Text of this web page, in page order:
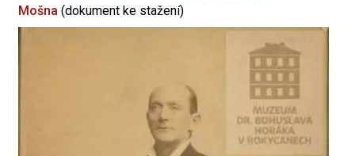
Mošna (dokument ke stažení)